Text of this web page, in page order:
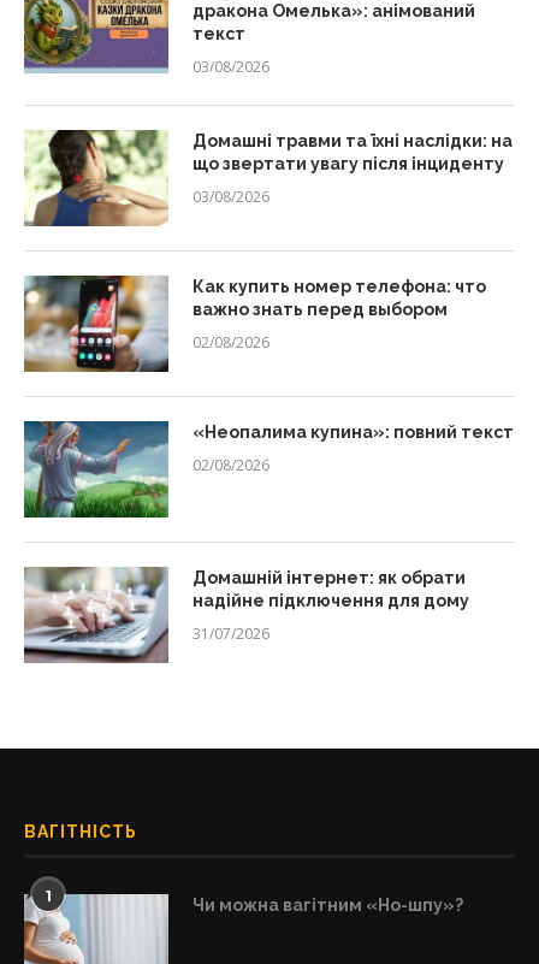
дракона Омелька»: анімований
текст
03/08/2026
Домашні травми та їхні наслідки: на
що звертати увагу після інциденту
03/08/2026
Как купить номер телефона: что
важно знать перед выбором
02/08/2026
«Неопалима купина»: повний текст
02/08/2026
Домашній інтернет: як обрати
надійне підключення для дому
31/07/2026
ВАГІТНІСТЬ
1 Чи можна вагітним «Но-шпу»?